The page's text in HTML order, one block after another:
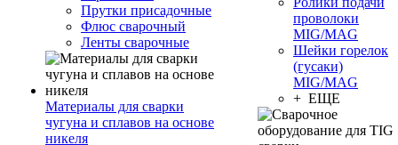
Прутки присадочные
Флюс сварочный
Ленты сварочные
Материалы для сварки
чугуна и сплавов на основе
никеля
проволоки
MIG/MAG
Шейки горелок
(гусаки)
MIG/MAG
+ ЕЩЕ